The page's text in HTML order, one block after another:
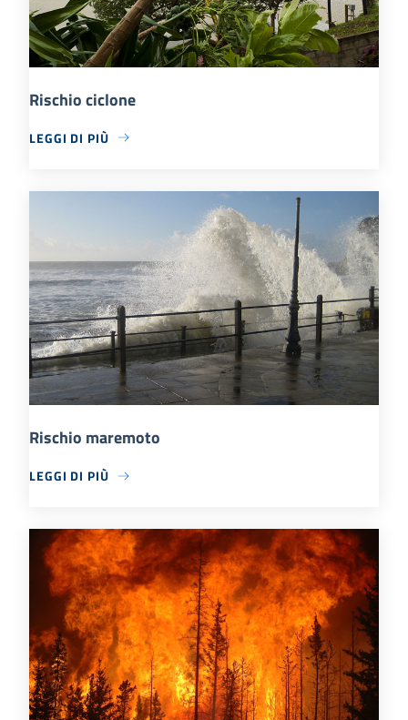
Rischio ciclone
LEGGI DI PIÙ
Rischio maremoto
LEGGI DI PIÙ